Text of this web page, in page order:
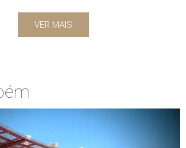
VER MAIS